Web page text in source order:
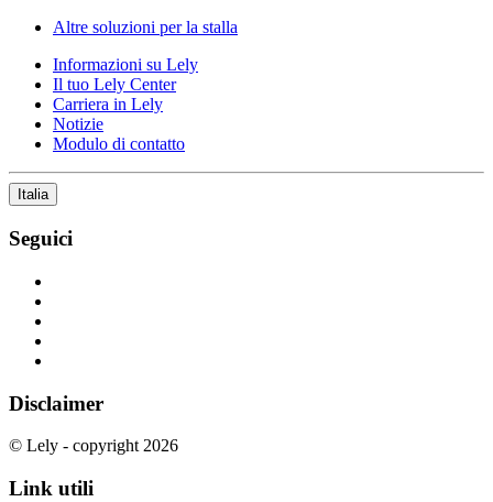
Altre soluzioni per la stalla
Informazioni su Lely
Il tuo Lely Center
Carriera in Lely
Notizie
Modulo di contatto
Italia
Seguici
Disclaimer
© Lely - copyright 2026
Link utili